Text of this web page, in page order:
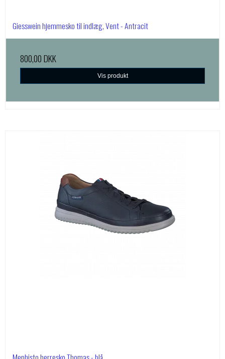
Giesswein hjemmesko til indlæg, Vent - Antracit
800,00 DKK
Vis produkt